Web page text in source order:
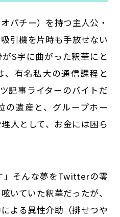
パチー）を持つ主人公・
引機を片時も手放せない
S字に曲がった釈華にと
、有名私大の通信課程と
記事ライターのバイトだ
の遺産と、グループホー
人として、お金には困ら
」そんな夢をTwitterの零
いていた釈華だったが、
よる異性介助（排せつや